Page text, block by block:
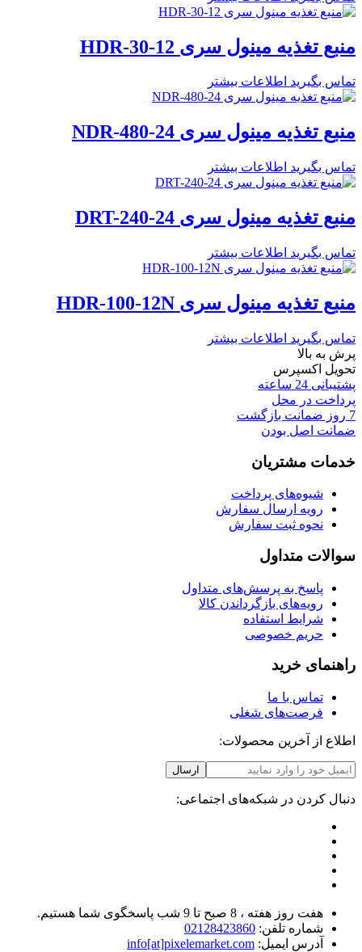
منبع تغذیه مینول سری HDR-30-12
تماس بگیرید اطلاعات بیشتر
منبع تغذیه مینول سری NDR-480-24
تماس بگیرید اطلاعات بیشتر
منبع تغذیه مینول سری DRT-240-24
تماس بگیرید اطلاعات بیشتر
منبع تغذیه مینول سری HDR-100-12N
تماس بگیرید اطلاعات بیشتر
پرش به بالا
تحویل اکسپرس
پشتیبانی 24 ساعته
پرداخت در محل
7 روز ضمانت بازگشت
ضمانت اصل بودن
خدمات مشتریان
شیوه‌های پرداخت
رویه ارسال سفارش
نحوه ثبت سفارش
سوالات متداول
پاسخ به پرسش‌های متداول
رویه‌های بازگرداندن کالا
شرایط استفاده
حریم خصوصی
راهنمای خرید
تماس با ما
فرصت‌های شغلی
اطلاع از آخرین محصولات:
ارسال
دنبال کردن در شبکه‌های اجتماعی:
هفت روز هفته ، 8 صبح تا 9 شب پاسخگوی شما هستیم.
شماره تلفن: 02128423860
آدرس ایمیل: info[at]pixelemarket.com